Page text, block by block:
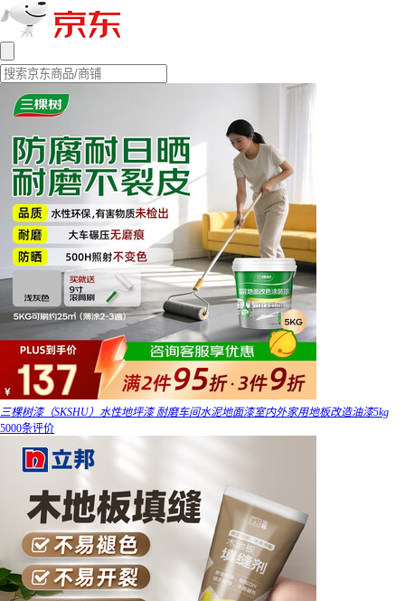
三棵树漆（SKSHU）水性地坪漆 耐磨车间水泥地面漆室内外家用地板改造油漆5kg
5000条评价